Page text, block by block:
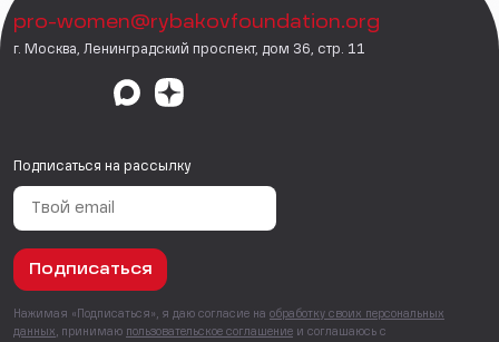
pro-women@rybakovfoundation.org
г. Москва, Ленинградский проспект, дом 36, стр. 11
Подписаться на рассылку
Подписаться
Нажимая «Подписаться», я даю согласие на обработку своих персональных
данных , принимаю пользовательское соглашение и соглашаюсь с